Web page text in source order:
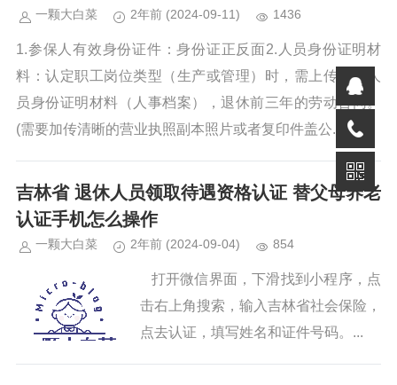
一颗大白菜 2年前 (2024-09-11) 1436
1.参保人有效身份证件：身份证正反面2.人员身份证明材
料：认定职工岗位类型（生产或管理）时，需上传退休人
员身份证明材料（人事档案），退休前三年的劳动合同。
(需要加传清晰的营业执照副本照片或者复印件盖公...
吉林省 退休人员领取待遇资格认证 替父母养老
认证手机怎么操作
一颗大白菜 2年前 (2024-09-04) 854
打开微信界面，下滑找到小程序，点
击右上角搜索，输入吉林省社会保险，
点去认证，填写姓名和证件号码。...